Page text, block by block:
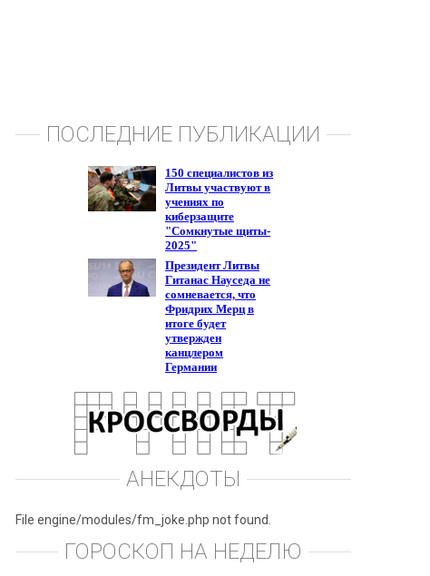
ПОСЛЕДНИЕ ПУБЛИКАЦИИ
АНЕКДОТЫ
File engine/modules/fm_joke.php not found.
ГОРОСКОП НА НЕДЕЛЮ